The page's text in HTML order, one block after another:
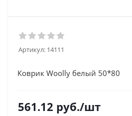
Артикул: 14111
Коврик Woolly белый 50*80
561.12 руб./шт